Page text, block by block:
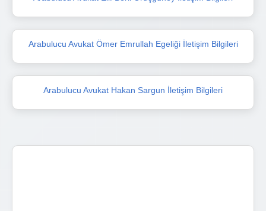
Arabulucu Avukat Ömer Emrullah Egeliği İletişim Bilgileri
Arabulucu Avukat Hakan Sargun İletişim Bilgileri